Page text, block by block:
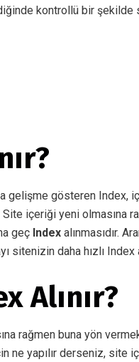
kontrollü bir şekilde
gelişme gösteren Index,
içeriği yeni olmasına
geç Index alınmasıdır.
sitenizin daha hızlı
Alınır?
rağmen buna yön
ne yapılır derseniz,